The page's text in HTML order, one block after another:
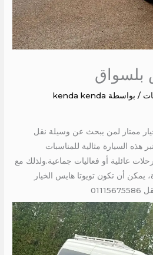
بلسواق
/ بواسطة kenda kenda
ممتاز لمن يبحث عن وسيلة نقل
هذه السيارة مثالية للمناسبات
عائلية أو فعاليات جماعية.ولذلك مع
يمكن أن تكون تويوتا هايس الخيار